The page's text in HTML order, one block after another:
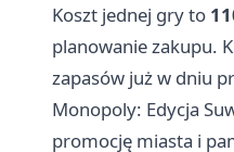
Koszt jednej gry to
planowanie zakupu.
zapasów już w dniu
Monopoly: Edycja
promocję miasta i